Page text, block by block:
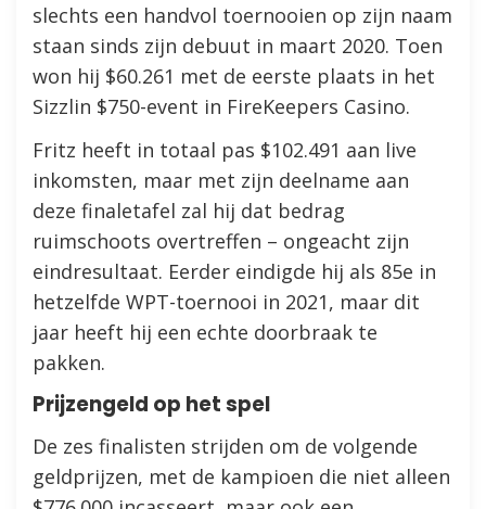
slechts een handvol toernooien op zijn naam
staan sinds zijn debuut in maart 2020. Toen
won hij $60.261 met de eerste plaats in het
Sizzlin $750-event in FireKeepers Casino.
Fritz heeft in totaal pas $102.491 aan live
inkomsten, maar met zijn deelname aan
deze finaletafel zal hij dat bedrag
ruimschoots overtreffen – ongeacht zijn
eindresultaat. Eerder eindigde hij als 85e in
hetzelfde WPT-toernooi in 2021, maar dit
jaar heeft hij een echte doorbraak te
pakken.
Prijzengeld op het spel
De zes finalisten strijden om de volgende
geldprijzen, met de kampioen die niet alleen